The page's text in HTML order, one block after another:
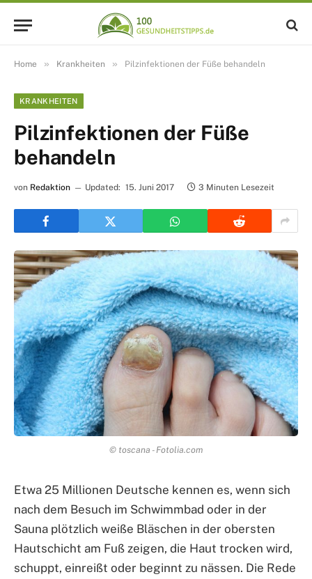
Home » Krankheiten » Pilzinfektionen der Füße behandeln
KRANKHEITEN
Pilzinfektionen der Füße
behandeln
von Redaktion Updated: 15. Juni 2017 3 Minuten Lesezeit
© toscana - Fotolia.com
Etwa 25 Millionen Deutsche kennen es, wenn sich
nach dem Besuch im Schwimmbad oder in der
Sauna plötzlich weiße Bläschen in der obersten
Hautschicht am Fuß zeigen, die Haut trocken wird,
schuppt, einreißt oder beginnt zu nässen. Die Rede